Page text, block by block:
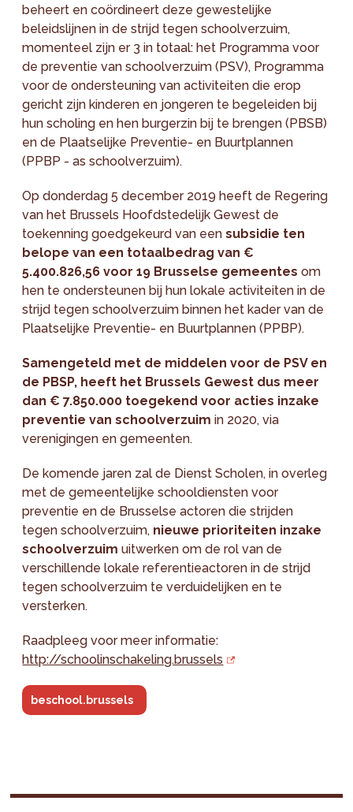
beheert en coördineert deze gewestelijke
beleidslijnen in de strijd tegen schoolverzuim,
momenteel zijn er 3 in totaal: het Programma voor
de preventie van schoolverzuim (PSV), Programma
voor de ondersteuning van activiteiten die erop
gericht zijn kinderen en jongeren te begeleiden bij
hun scholing en hen burgerzin bij te brengen (PBSB)
en de Plaatselijke Preventie- en Buurtplannen
(PPBP - as schoolverzuim).
Op donderdag 5 december 2019 heeft de Regering
van het Brussels Hoofdstedelijk Gewest de
toekenning goedgekeurd van eensubsidie ten
belope van een totaalbedrag van €
5.400.826,56 voor 19 Brusselse gemeentes om
hen te ondersteunen bij hun lokale activiteiten in de
strijd tegen schoolverzuim binnen het kader van de
Plaatselijke Preventie- en Buurtplannen (PPBP).
Samengeteld met de middelen voor de PSV en
de PBSP, heeft het Brussels Gewest dus meer
dan € 7.850.000 toegekend voor acties inzake
preventie van schoolverzuim in 2020, via
verenigingen en gemeenten.
De komende jaren zal de Dienst Scholen, in overleg
met de gemeentelijke schooldiensten voor
preventie en de Brusselse actoren die strijden
tegen schoolverzuim, nieuwe prioriteiten inzake
schoolverzuim uitwerken om de rol van de
verschillende lokale referentieactoren in de strijd
tegen schoolverzuim te verduidelijken en te
versterken.
Raadpleeg voor meer informatie:
http://schoolinschakeling.brussels
beschool.brussels